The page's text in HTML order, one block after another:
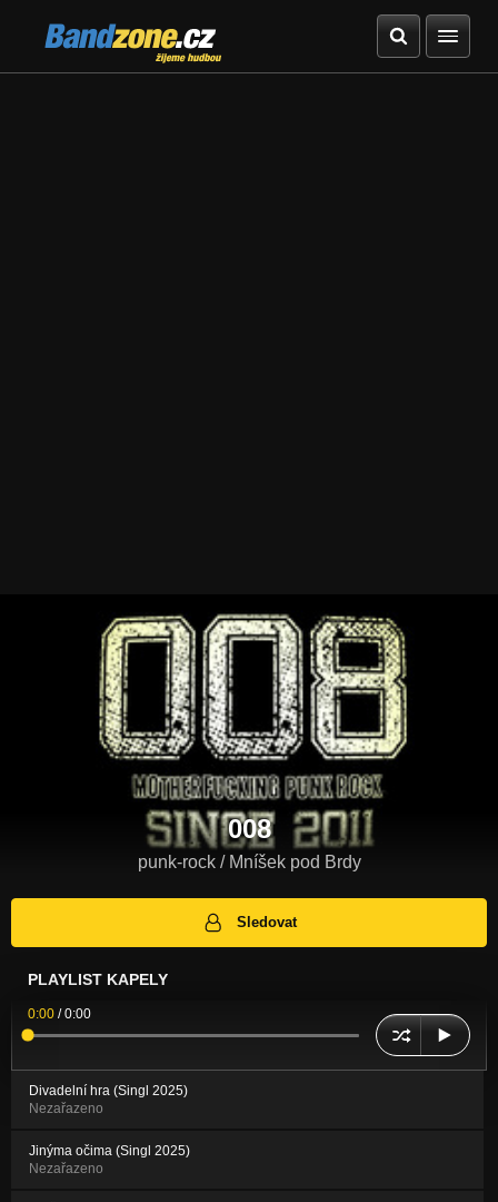
Bandzone.cz
žijeme hudbou
008
punk-rock / Mníšek pod Brdy
Sledovat
PLAYLIST KAPELY
0:00 /0:00
Divadelní hra (Singl 2025)
Nezařazeno
Jinýma očima (Singl 2025)
Nezařazeno